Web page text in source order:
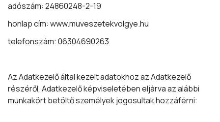
adószám: 24860248-2-19
honlap cím: www.muveszetekvolgye.hu
telefonszám: 06304690263
Az Adatkezelő által kezelt adatokhoz az Adatkezelő
részéről, Adatkezelő képviseletében eljárva az alábbi
munkakört betöltő személyek jogosultak hozzáférni: